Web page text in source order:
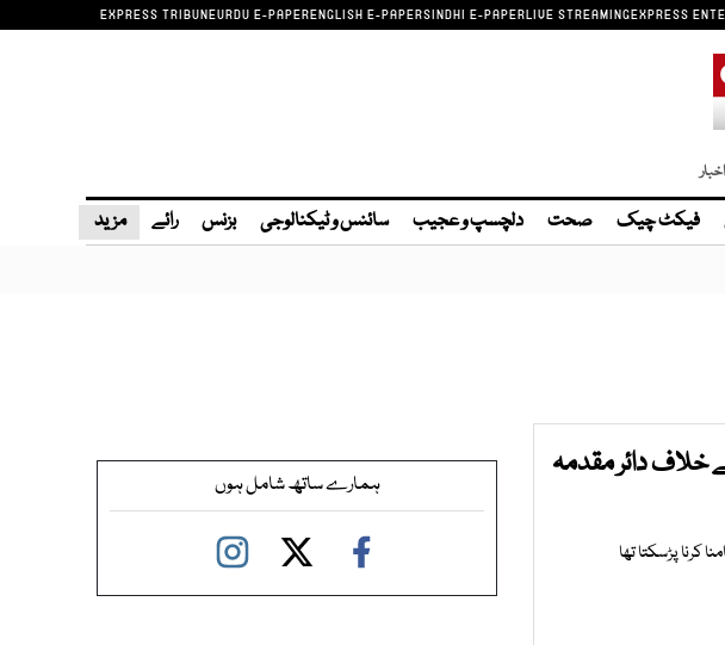
EXPRESS TRIBUNEURDU E-PAPERENGLISH E-PAPERSINDHI E-PAPERLIVE STREAMINGEXPRESS
فیکٹ چیک صحت دلچسپ و عجیب سائنس و ٹیکنالوجی بزنس رائے مزید
دائر مقدمہ
پڑسکتا تھا
ہمارے ساتھ شامل ہوں